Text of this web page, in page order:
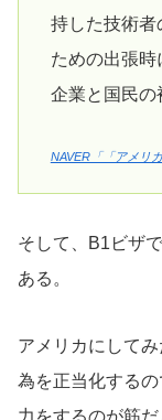
持した技術者
ための出張時
企業と国民の
NAVER「「アメリ
そして、B1ビザ
ある。
アメリカにして
為を正当化する
力をするのが筋だ